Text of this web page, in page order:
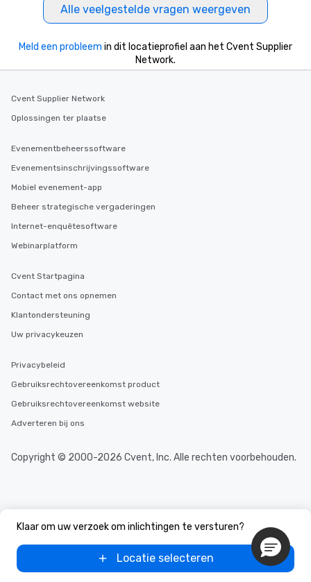
Alle veelgestelde vragen weergeven
Klaar om uw verzoek om inlichtingen te versturen?
Locatie selecteren
Meld een probleem in dit locatieprofiel aan het Cvent Supplier
Network.
Cvent Supplier Network
Oplossingen ter plaatse
Evenementbeheerssoftware
Evenementsinschrijvingssoftware
Mobiel evenement-app
Beheer strategische vergaderingen
Internet-enquêtesoftware
Webinarplatform
Cvent Startpagina
Contact met ons opnemen
Klantondersteuning
Uw privacykeuzen
Privacybeleid
Gebruiksrechtovereenkomst product
Gebruiksrechtovereenkomst website
Adverteren bij ons
Copyright © 2000-2026 Cvent, Inc. Alle rechten voorbehouden.